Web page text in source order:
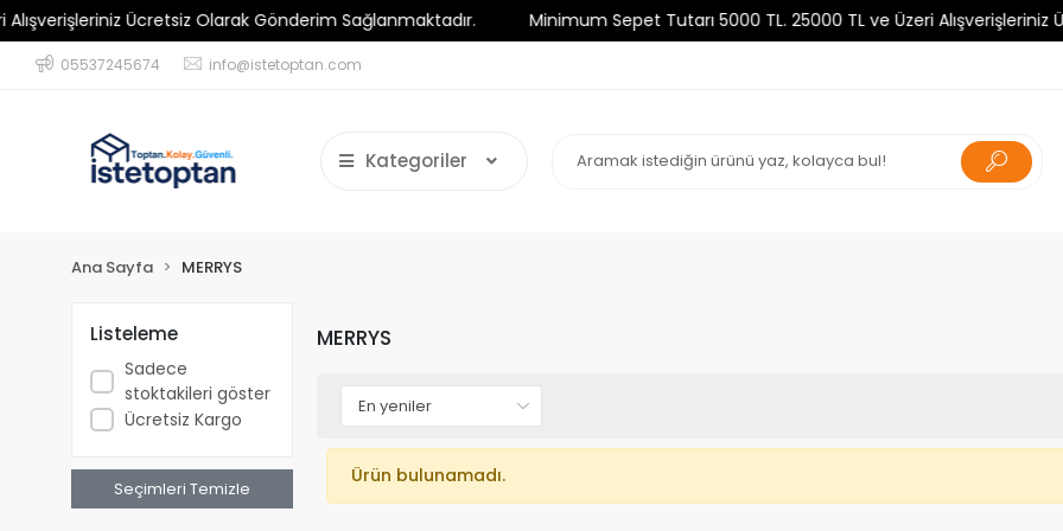
Ücretsiz Olarak Gönderim Sağlanmaktadır. Minimum Sepet Tutarı 5000 TL. 25000 TL ve Üzeri Alışverişleriniz
05537245674 info@istetoptan.com
Kategoriler
Ana Sayfa MERRYS
Listeleme
Sadece
stoktakileri göster
Ücretsiz Kargo
Seçimleri Temizle
MERRYS
Ürün bulunamadı.